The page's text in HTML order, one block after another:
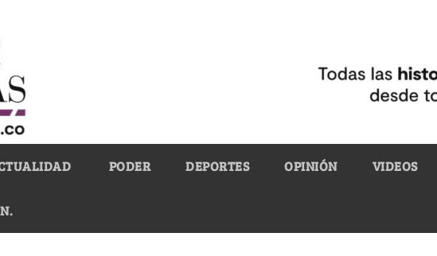
PODER DEPORTES OPINIÓN VIDEOS